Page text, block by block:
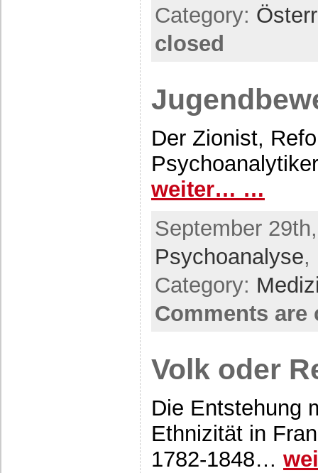
Category:
closed
Der Zionist,
weiter… …
September
Psychoanalyse,
Category:
Comments are
Volk oder
Die Entstehung
Ethnizität in
1782-1848…